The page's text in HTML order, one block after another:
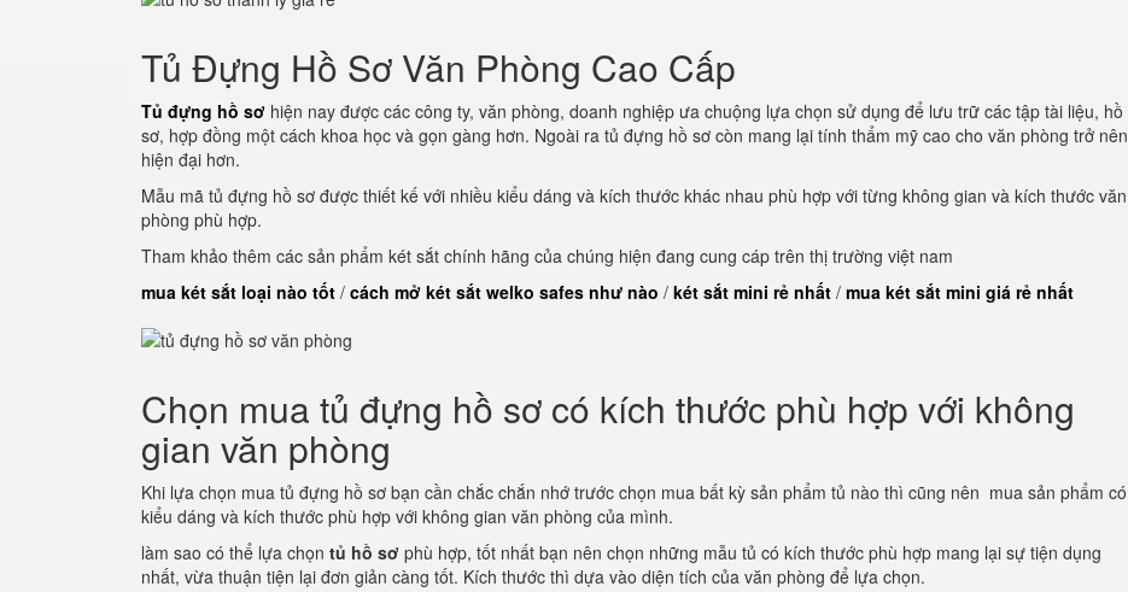
Tủ Đựng Hồ Sơ Văn Phòng Cao Cấp
Tủ đựng hồ sơ hiện nay được các công ty, văn phòng, doanh nghiệp ưa chuộng lựa chọn sử dụng để lưu trữ các tập tài liệu, hồ
sơ, hợp đồng một cách khoa học và gọn gàng hơn. Ngoài ra tủ đựng hồ sơ còn mang lại tính thẩm mỹ cao cho văn phòng trở nên
hiện đại hơn.
Mẫu mã tủ đựng hồ sơ được thiết kế với nhiều kiểu dáng và kích thước khác nhau phù hợp với từng không gian và kích thước văn
phòng phù hợp.
Tham khảo thêm các sản phẩm két sắt chính hãng của chúng hiện đang cung cáp trên thị trường việt nam
mua két sắt loại nào tốt / cách mở két sắt welko safes như nào / két sắt mini rẻ nhất / mua két sắt mini giá rẻ nhất
Chọn mua tủ đựng hồ sơ có kích thước phù hợp với không
gian văn phòng
Khi lựa chọn mua tủ đựng hồ sơ bạn cần chắc chắn nhớ trước chọn mua bất kỳ sản phẩm tủ nào thì cũng nên mua sản phẩm có
kiểu dáng và kích thước phù hợp với không gian văn phòng của mình.
làm sao có thể lựa chọn tủ hồ sơ phù hợp, tốt nhất bạn nên chọn những mẫu tủ có kích thước phù hợp mang lại sự tiện dụng
nhất, vừa thuận tiện lại đơn giản càng tốt. Kích thước thì dựa vào diện tích của văn phòng để lựa chọn.